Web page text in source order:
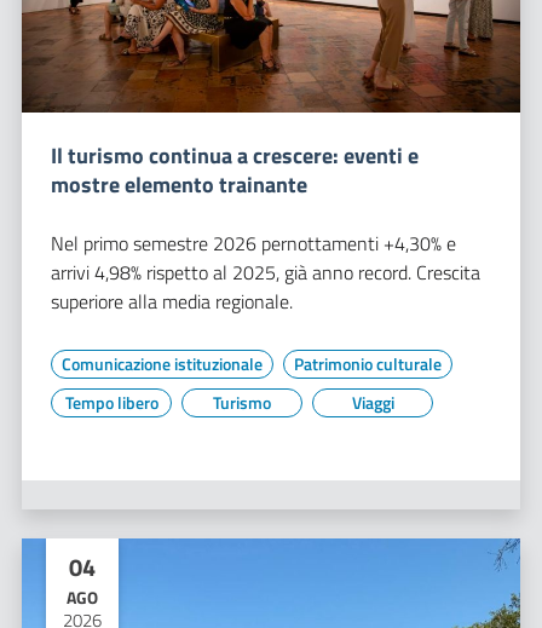
Il turismo continua a crescere: eventi e
mostre elemento trainante
Nel primo semestre 2026 pernottamenti +4,30% e
arrivi 4,98% rispetto al 2025, già anno record. Crescita
superiore alla media regionale.
Comunicazione istituzionale
Patrimonio culturale
Tempo libero
Turismo Viaggi
04
AGO
2026